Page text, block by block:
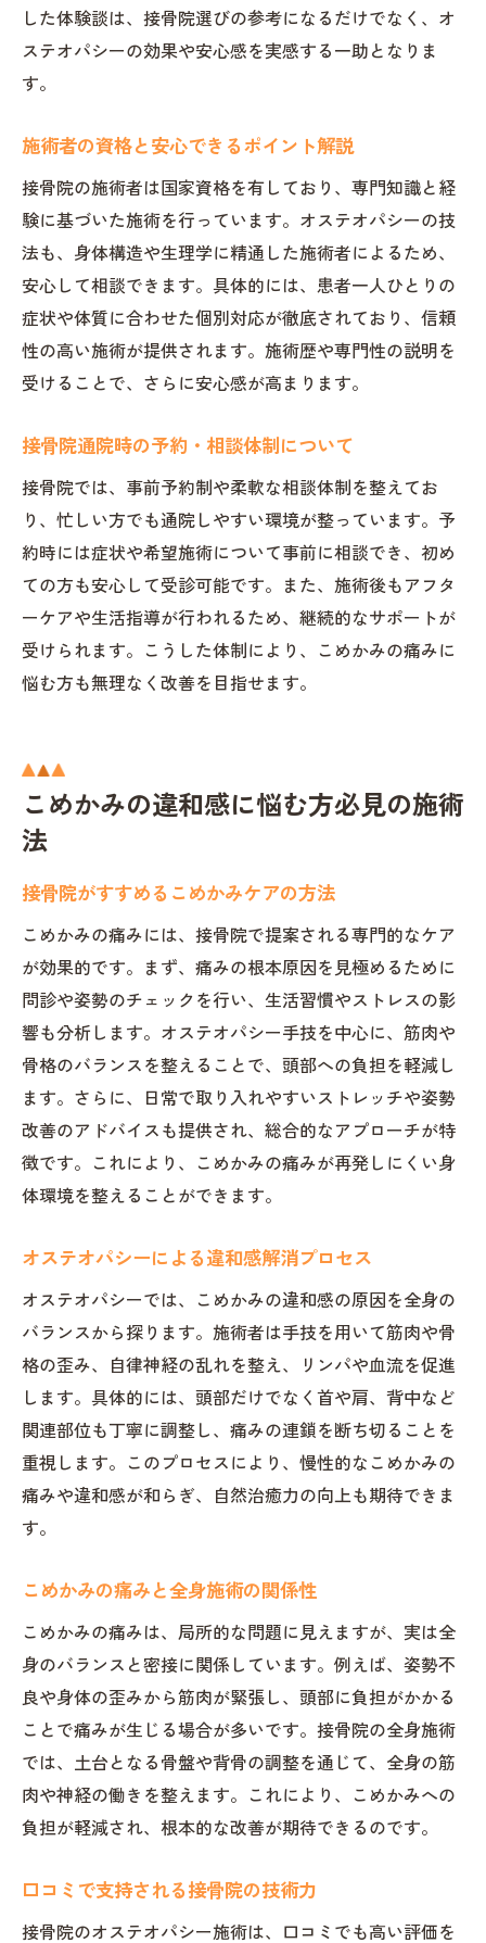
した体験談は、接骨院選びの参考になるだけでなく、オ
ステオパシーの効果や安心感を実感する一助となりま
す。
施術者の資格と安心できるポイント解説
接骨院の施術者は国家資格を有しており、専門知識と経
験に基づいた施術を行っています。オステオパシーの技
法も、身体構造や生理学に精通した施術者によるため、
安心して相談できます。具体的には、患者一人ひとりの
症状や体質に合わせた個別対応が徹底されており、信頼
性の高い施術が提供されます。施術歴や専門性の説明を
受けることで、さらに安心感が高まります。
接骨院通院時の予約・相談体制について
接骨院では、事前予約制や柔軟な相談体制を整えてお
り、忙しい方でも通院しやすい環境が整っています。予
約時には症状や希望施術について事前に相談でき、初め
ての方も安心して受診可能です。また、施術後もアフタ
ーケアや生活指導が行われるため、継続的なサポートが
受けられます。こうした体制により、こめかみの痛みに
悩む方も無理なく改善を目指せます。
こめかみの違和感に悩む方必見の施術
法
接骨院がすすめるこめかみケアの方法
こめかみの痛みには、接骨院で提案される専門的なケア
が効果的です。まず、痛みの根本原因を見極めるために
問診や姿勢のチェックを行い、生活習慣やストレスの影
響も分析します。オステオパシー手技を中心に、筋肉や
骨格のバランスを整えることで、頭部への負担を軽減し
ます。さらに、日常で取り入れやすいストレッチや姿勢
改善のアドバイスも提供され、総合的なアプローチが特
徴です。これにより、こめかみの痛みが再発しにくい身
体環境を整えることができます。
オステオパシーによる違和感解消プロセス
オステオパシーでは、こめかみの違和感の原因を全身の
バランスから探ります。施術者は手技を用いて筋肉や骨
格の歪み、自律神経の乱れを整え、リンパや血流を促進
します。具体的には、頭部だけでなく首や肩、背中など
関連部位も丁寧に調整し、痛みの連鎖を断ち切ることを
重視します。このプロセスにより、慢性的なこめかみの
痛みや違和感が和らぎ、自然治癒力の向上も期待できま
す。
こめかみの痛みと全身施術の関係性
こめかみの痛みは、局所的な問題に見えますが、実は全
身のバランスと密接に関係しています。例えば、姿勢不
良や身体の歪みから筋肉が緊張し、頭部に負担がかかる
ことで痛みが生じる場合が多いです。接骨院の全身施術
では、土台となる骨盤や背骨の調整を通じて、全身の筋
肉や神経の働きを整えます。これにより、こめかみへの
負担が軽減され、根本的な改善が期待できるのです。
口コミで支持される接骨院の技術力
接骨院のオステオパシー施術は、口コミでも高い評価を